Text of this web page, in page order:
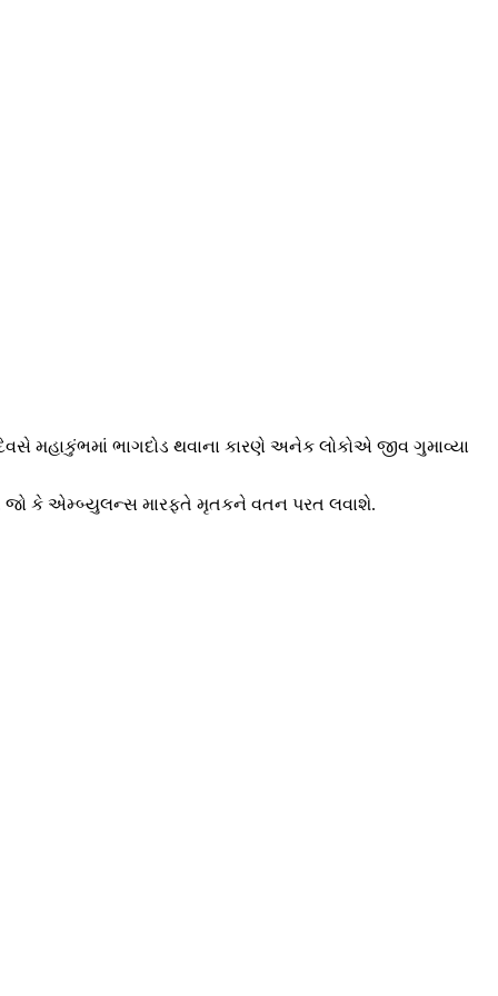
મહાકુંભમાં ભાગદોડ થવાના કારણે અનેક લોકોએ જીવ ગુમાવ્યા
જો કે એમ્બ્યુલન્સ મારફતે મૃતકને વતન પરત લવાશે.